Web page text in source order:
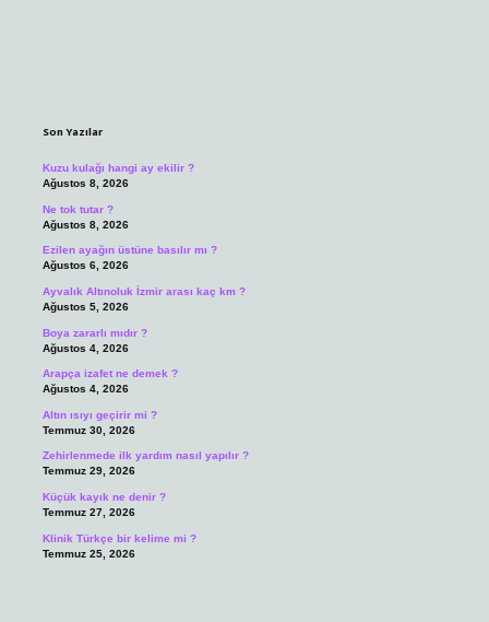
Son Yazılar
Kuzu kulağı hangi ay ekilir ?
Ağustos 8, 2026
Ne tok tutar ?
Ağustos 8, 2026
Ezilen ayağın üstüne basılır mı ?
Ağustos 6, 2026
Ayvalık Altınoluk İzmir arası kaç km ?
Ağustos 5, 2026
Boya zararlı mıdır ?
Ağustos 4, 2026
Arapça izafet ne demek ?
Ağustos 4, 2026
Altın ısıyı geçirir mi ?
Temmuz 30, 2026
Zehirlenmede ilk yardım nasıl yapılır ?
Temmuz 29, 2026
Küçük kayık ne denir ?
Temmuz 27, 2026
Klinik Türkçe bir kelime mi ?
Temmuz 25, 2026